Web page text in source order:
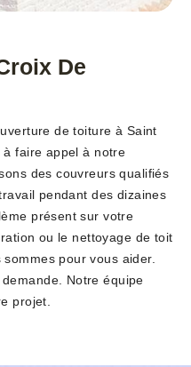
De
de toiture à Saint
faire appel à notre
des couvreurs qualifiés
pendant des dizaines
présent sur votre
ou le nettoyage de toit
pour vous aider.
Notre équipe
projet.